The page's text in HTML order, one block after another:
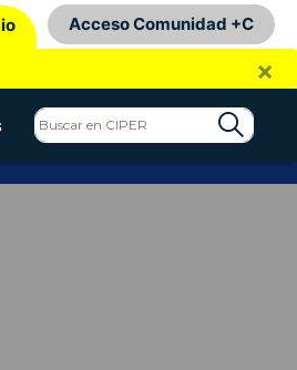
Acceso Comunidad +C
×